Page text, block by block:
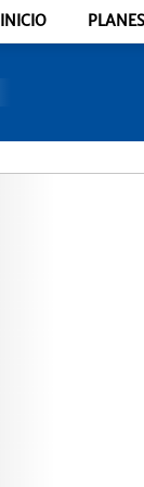
INICIO PLANES